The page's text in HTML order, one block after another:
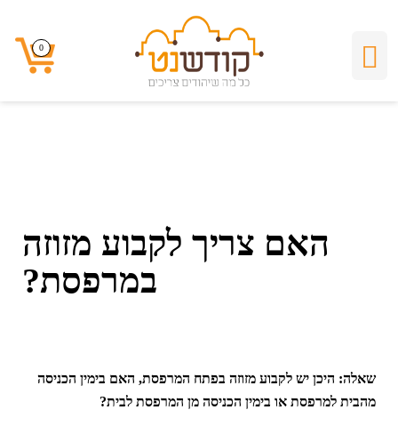
0 קלף
האם צריך לקבוע מזוזה
במרפסת?
שאלה: היכן יש לקבוע מזוזה בפתח המרפסת, האם בימין הכניסה
מהבית למרפסת או בימין הכניסה מן המרפסת לבית?
0